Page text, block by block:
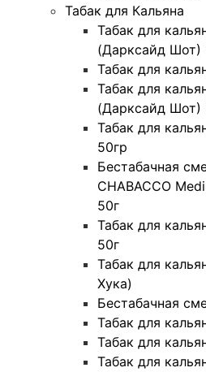
Табак для Кальяна
Табак для
(Дарксайд Шот)
Табак для
Табак для
(Дарксайд Шот)
Табак для
50гр
Бестабачная
CHABACCO
50г
Табак для
50г
Табак для
Хука)
Бестабачная
Табак для
Табак для
Табак для